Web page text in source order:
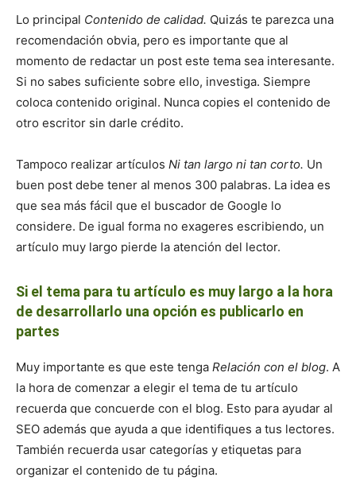
Lo principal Contenido de calidad. Quizás te parezca una
recomendación obvia, pero es importante que al
momento de redactar un post este tema sea interesante.
Si no sabes suficiente sobre ello, investiga. Siempre
coloca contenido original. Nunca copies el contenido de
otro escritor sin darle crédito.
Tampoco realizar artículos Ni tan largo ni tan corto. Un
buen post debe tener al menos 300 palabras. La idea es
que sea más fácil que el buscador de Google lo
considere. De igual forma no exageres escribiendo, un
artículo muy largo pierde la atención del lector.
Si el tema para tu artículo es muy largo a la hora
de desarrollarlo una opción es publicarlo en
partes
Muy importante es que este tenga Relación con el blog. A
la hora de comenzar a elegir el tema de tu artículo
recuerda que concuerde con el blog. Esto para ayudar al
SEO además que ayuda a que identifiques a tus lectores.
También recuerda usar categorías y etiquetas para
organizar el contenido de tu página.